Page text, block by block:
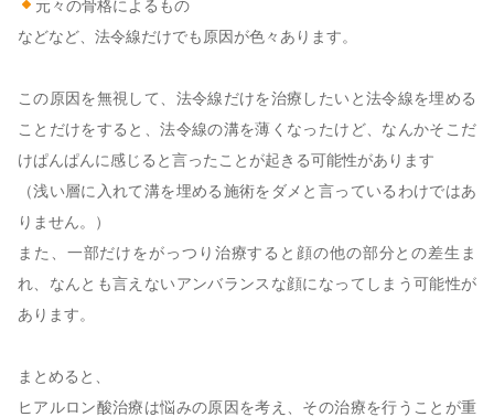
元々の骨格によるもの
などなど、法令線だけでも原因が色々あります。
この原因を無視して、法令線だけを治療したいと法令線を埋める
ことだけをすると、法令線の溝を薄くなったけど、なんかそこだ
けぱんぱんに感じると言ったことが起きる可能性があります
（浅い層に入れて溝を埋める施術をダメと言っているわけではあ
りません。）
また、一部だけをがっつり治療すると顔の他の部分との差生ま
れ、なんとも言えないアンバランスな顔になってしまう可能性が
あります。
まとめると、
ヒアルロン酸治療は悩みの原因を考え、その治療を行うことが重